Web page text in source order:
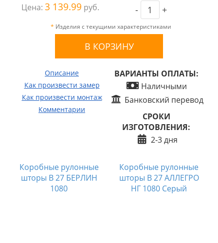
Цена: 3 139.99 руб. - +
* Изделия с текущими характеристиками
Описание
Как произвести замер
Как произвести монтаж
Комментарии
ВАРИАНТЫ ОПЛАТЫ:
Наличными
Банковский перевод
СРОКИ
ИЗГОТОВЛЕНИЯ:
2-3 дня
Коробные рулонные
шторы B 27 БЕРЛИН
1080
Коробные рулонные
шторы B 27 АЛЛЕГРО
НГ 1080 Серый